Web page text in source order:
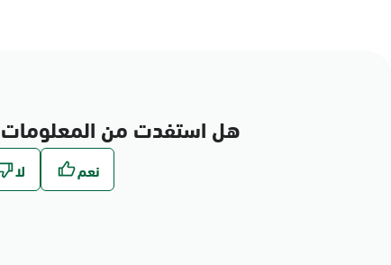
هل استفدت من